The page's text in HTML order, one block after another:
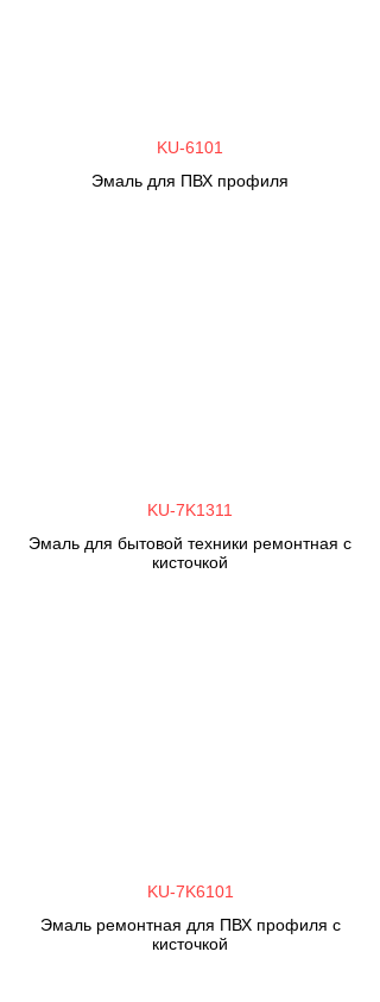
KU-6101
Эмаль для ПВХ профиля
KU-7K1311
Эмаль для бытовой техники ремонтная с
кисточкой
KU-7K6101
Эмаль ремонтная для ПВХ профиля с
кисточкой